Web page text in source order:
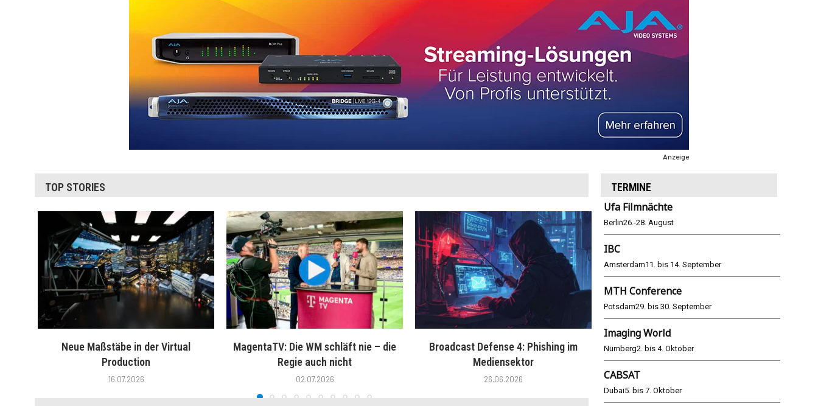
Anzeige
TOP STORIES
Neue Maßstäbe in der Virtual
Production
16.07.2026
MagentaTV: Die WM schläft nie – die
Regie auch nicht
02.07.2026
Broadcast Defense 4: Phishing im
Mediensektor
26.06.2026
WM 2026: ARD und ZDF im Remote-
Modus
TERMINE
Ufa Filmnächte
Berlin26.-28. August
IBC
Amsterdam11. bis 14. September
MTH Conference
Potsdam29. bis 30. September
Imaging World
Nürnberg2. bis 4. Oktober
CABSAT
Dubai5. bis 7. Oktober